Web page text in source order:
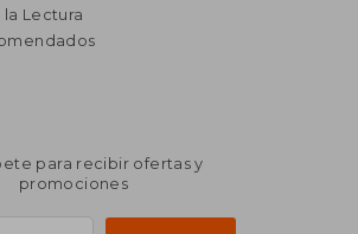
Lectura
para recibir ofertas y
promociones